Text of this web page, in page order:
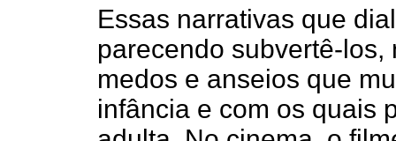
Essas narrativas que
parecendo subvertê-
medos e anseios que
infância e com os quais